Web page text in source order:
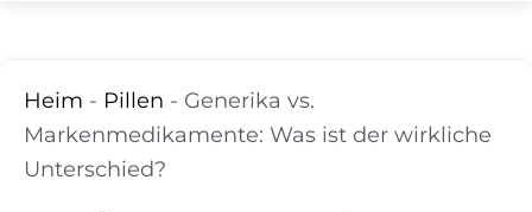
Heim - Pillen - Generika vs.
Markenmedikamente: Was ist der wirkliche
Unterschied?